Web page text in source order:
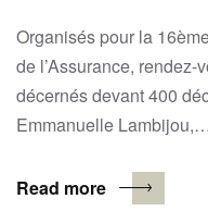
Organisés pour la
de l’Assurance,
décernés devant 400
Emmanuelle
Read more